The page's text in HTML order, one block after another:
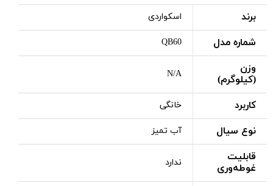
برند اسکواردی
شماره مدل QB60
وزن
(کیلوگرم)
N/A
کاربرد خانگی
نوع سیال آب تمیز
قابلیت
غوطه‌وری
ندارد